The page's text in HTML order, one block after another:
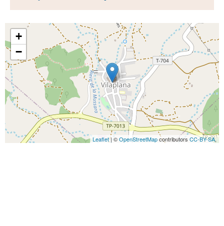
+
−
Leaflet| ©OpenStreetMapcontributors CC-BY-SA,